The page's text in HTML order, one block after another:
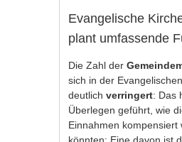
Evangelische
plant umfassende
Die Zahl der
sich in der
deutlichverringert: Das
Überlegen geführt, wie
Einnahmen kompensiert
könnten: Eine davon ist